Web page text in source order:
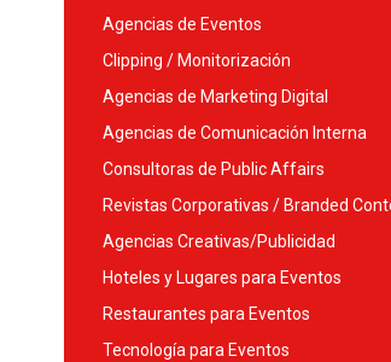
Agencias de Eventos
Clipping / Monitorización
Agencias de Marketing Digital
Agencias de Comunicación Interna
Consultoras de Public Affairs
Revistas Corporativas / Branded
Agencias Creativas/Publicidad
Hoteles y Lugares para Eventos
Restaurantes para Eventos
Tecnología para Eventos